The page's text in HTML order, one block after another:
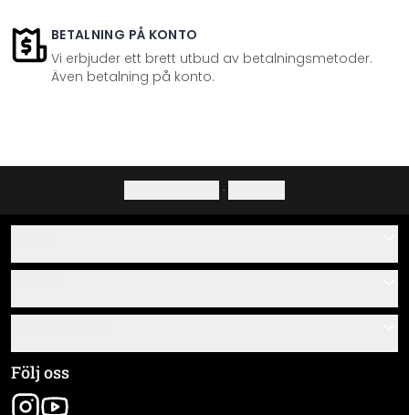
BETALNING PÅ KONTO
Vi erbjuder ett brett utbud av betalningsmetoder.
Även betalning på konto.
·
Om oss
Materialöversikt
Spåra leverans
Allmänna villkor
Företagsinformation
Följ oss